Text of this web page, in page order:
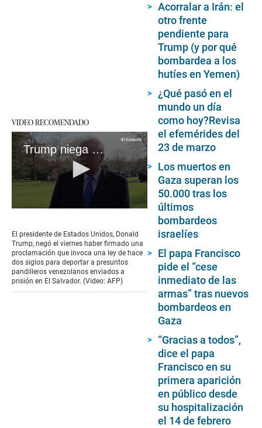
VIDEO RECOMENDADO
Trump niega haber firmado la proclamación para deportar migrantes venezolanos
of
2
minutes,
11
seconds
El presidente de Estados Unidos, Donald
Trump, negó el viernes haber firmado una
proclamación que invoca una ley de hace
dos siglos para deportar a presuntos
pandilleros venezolanos enviados a
prisión en El Salvador. (Video: AFP)
Acorralar a Irán: el
otro frente
pendiente para
Trump (y por qué
bombardea a los
hutíes en Yemen)
¿Qué pasó en el
mundo un día
como hoy?Revisa
el efemérides del
23 de marzo
Los muertos en
Gaza superan los
50.000 tras los
últimos
bombardeos
israelíes
El papa Francisco
pide el “cese
inmediato de las
armas” tras nuevos
bombardeos en
Gaza
“Gracias a todos”,
dice el papa
Francisco en su
primera aparición
en público desde
su hospitalización
el 14 de febrero